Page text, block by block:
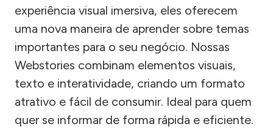
experiência visual imersiva, eles oferecem
uma nova maneira de aprender sobre temas
importantes para o seu negócio. Nossas
Webstories combinam elementos visuais,
texto e interatividade, criando um formato
atrativo e fácil de consumir. Ideal para quem
quer se informar de forma rápida e eficiente.